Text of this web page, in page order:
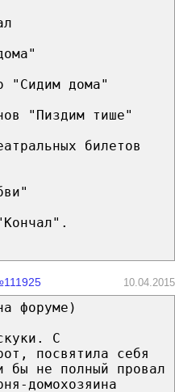
"Сидим дома"
"Пиздим тише"
билетов
10.04.2015
форуме)
С
посвятила себя
бы не полный провал
домохозяина